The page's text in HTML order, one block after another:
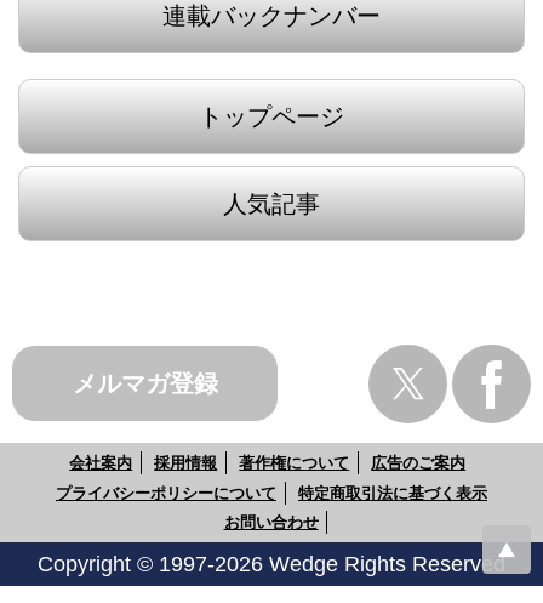
連載バックナンバー
トップページ
人気記事
メルマガ登録
会社案内 採用情報 著作権について
広告のご案内
プライバシーポリシーについて
特定商取引法に基づく表示
お問い合わせ
Copyright © 1997-2026 Wedge Rights Reserved